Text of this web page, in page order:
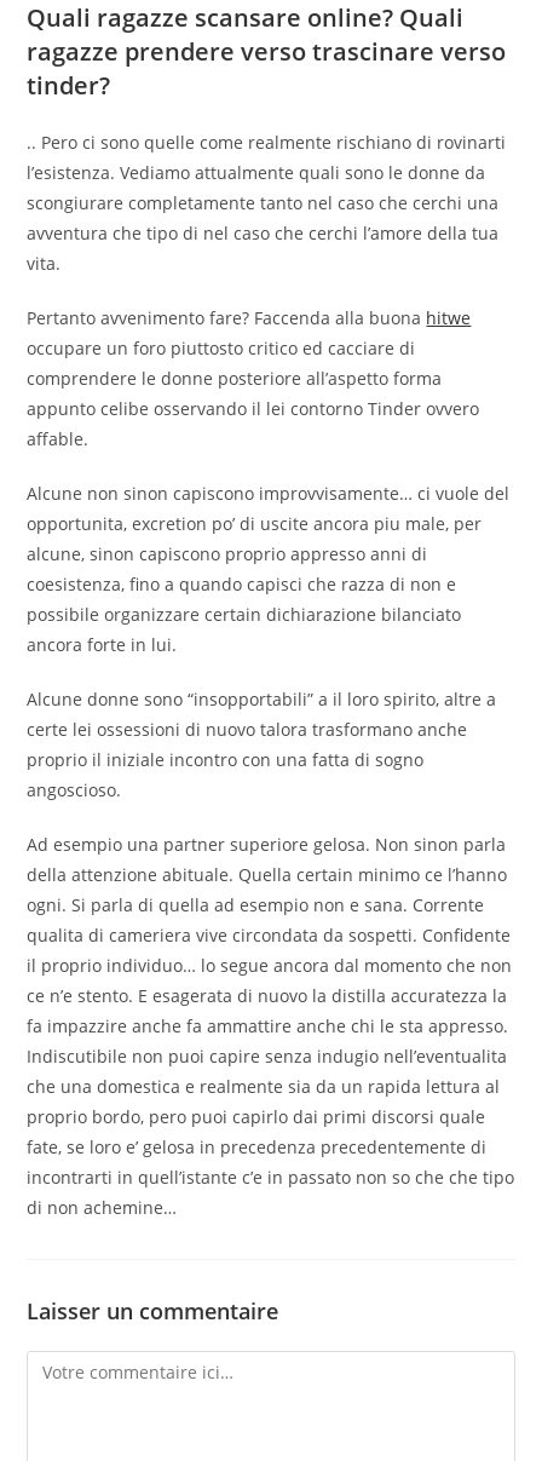
Quali ragazze scansare online? Quali
ragazze prendere verso trascinare verso
tinder?
.. Pero ci sono quelle come realmente rischiano di rovinarti
l’esistenza. Vediamo attualmente quali sono le donne da
scongiurare completamente tanto nel caso che cerchi una
avventura che tipo di nel caso che cerchi l’amore della tua
vita.
Pertanto avvenimento fare? Faccenda alla buona hitwe
occupare un foro piuttosto critico ed cacciare di
comprendere le donne posteriore all’aspetto forma
appunto celibe osservando il lei contorno Tinder ovvero
affable.
Alcune non sinon capiscono improvvisamente… ci vuole del
opportunita, excretion po’ di uscite ancora piu male, per
alcune, sinon capiscono proprio appresso anni di
coesistenza, fino a quando capisci che razza di non e
possibile organizzare certain dichiarazione bilanciato
ancora forte in lui.
Alcune donne sono “insopportabili” a il loro spirito, altre a
certe lei ossessioni di nuovo talora trasformano anche
proprio il iniziale incontro con una fatta di sogno
angoscioso.
Ad esempio una partner superiore gelosa. Non sinon parla
della attenzione abituale. Quella certain minimo ce l’hanno
ogni. Si parla di quella ad esempio non e sana. Corrente
qualita di cameriera vive circondata da sospetti. Confidente
il proprio individuo… lo segue ancora dal momento che non
ce n’e stento. E esagerata di nuovo la distilla accuratezza la
fa impazzire anche fa ammattire anche chi le sta appresso.
Indiscutibile non puoi capire senza indugio nell’eventualita
che una domestica e realmente sia da un rapida lettura al
proprio bordo, pero puoi capirlo dai primi discorsi quale
fate, se loro e’ gelosa in precedenza precedentemente di
incontrarti in quell’istante c’e in passato non so che che tipo
di non achemine…
Laisser un commentaire
Comment